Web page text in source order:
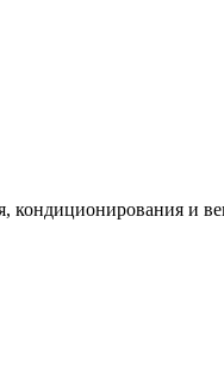
кондиционирования и